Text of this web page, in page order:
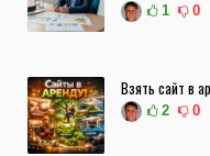
1 0
Взять сайт в
2 0